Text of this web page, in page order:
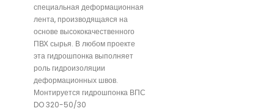
специальная деформационная
лента, производящаяся на
основе высококачественного
ПВХ сырья. В любом проекте
эта гидрошпонка выполняет
роль гидроизоляции
деформационных швов.
Монтируется гидрошпонка ВПС
DO 320-50/30